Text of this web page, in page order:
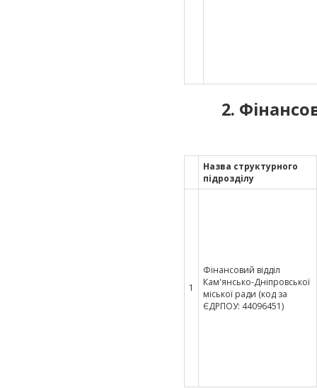
2.
Назва структурного
підрозділу
1
Фінансовий відділ
Кам'янсько-Дніпровської
міської ради (код за
ЄДРПОУ: 44096451)